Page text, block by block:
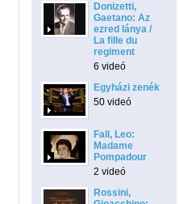
Donizetti,
Gaetano: Az
ezred lánya /
La fille du
regiment
6 videó
Egyházi zenék
50 videó
Fall, Leo:
Madame
Pompadour
2 videó
Rossini,